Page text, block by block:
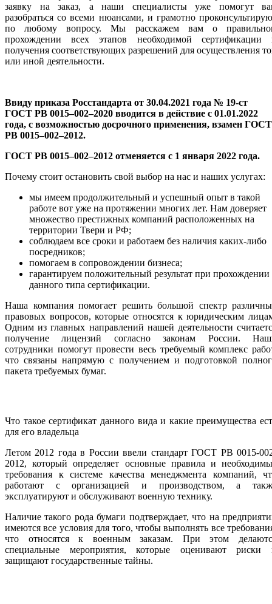
заявку на заказ, а наши специалисты уже помогут
разобраться со всеми нюансами, и грамотно
по любому вопросу. Мы расскажем вам о
прохождении всех этапов необходимой сертификации
получения соответствующих разрешений для осуществления
или иной деятельности.
Ввиду приказа Росстандарта от 30.04.2021 года № 19-ст
ГОСТ РВ 0015–002–2020 вводится в действие с 01.01.2022
года, с возможностью досрочного применения, взамен ГОСТ
РВ 0015–002–2012.
ГОСТ РВ 0015–002–2012 отменяется с 1 января 2022 года.
Почему стоит остановить свой выбор на нас и наших услугах:
мы имеем продолжительный и успешный опыт в такой
работе вот уже на протяжении многих лет. Нам доверяет
множество престижных компаний расположенных на
территории Твери и РФ;
соблюдаем все сроки и работаем без наличия каких-либо
посредников;
помогаем в сопровождении бизнеса;
гарантируем положительный результат при прохождении
данного типа сертификации.
Наша компания помогает решить большой спектр
правовых вопросов, которые относятся к юридическим
Одним из главных направлений нашей деятельности
получение лицензий согласно законам России.
сотрудники помогут провести весь требуемый комплекс
что связаны напрямую с получением и подготовкой
пакета требуемых бумаг.
Что такое сертификат данного вида и какие преимущества
для его владельца
Летом 2012 года в России ввели стандарт ГОСТ РВ 0015-
2012, который определяет основные правила и
требования к системе качества менеджмента компаний,
работают с организацией и производством, а
эксплуатируют и обслуживают военную технику.
Наличие такого рода бумаги подтверждает, что на
имеются все условия для того, чтобы выполнять все
что относятся к военным заказам. При этом
специальные мероприятия, которые оценивают риски
защищают государственные тайны.